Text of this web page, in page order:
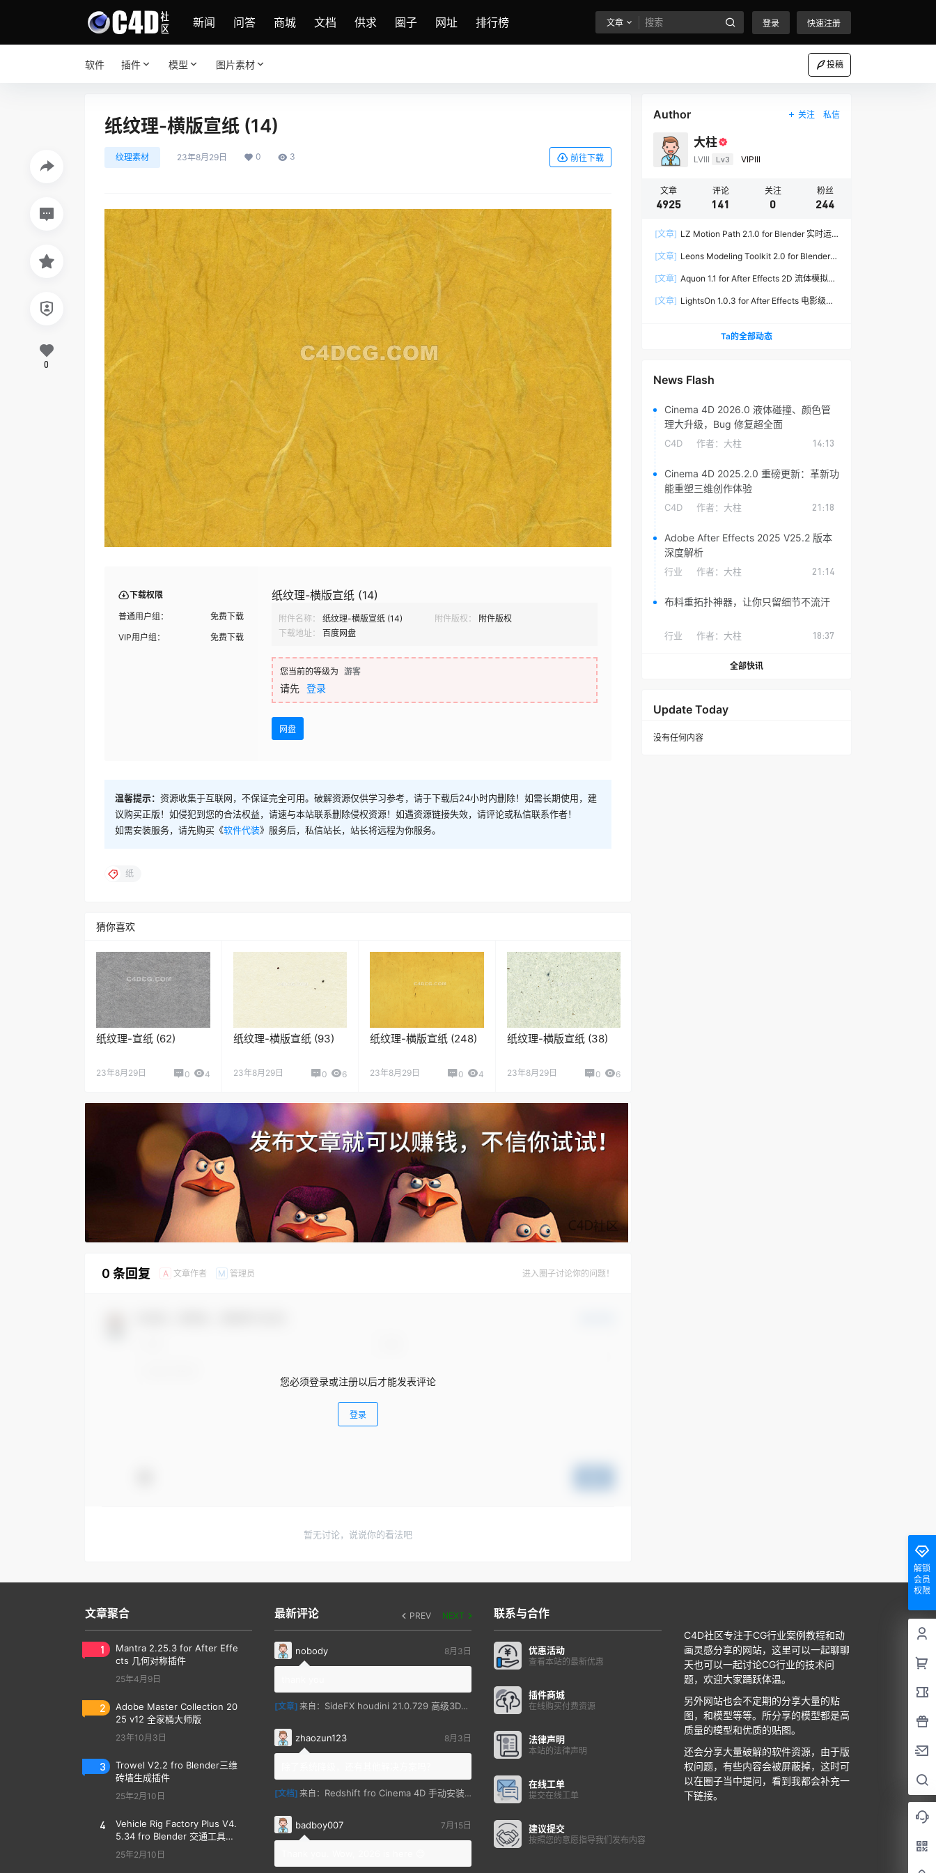
新闻 问答 商城 文档 供求 圈子 网址 排行榜 文章 登录 快速注册
软件 插件 模型 图片素材 投稿
纸纹理-横版宣纸 (14)
纹理素材 23年8月29日 0 3 前往下载
下载权限
普通用户组：
免费下载
VIP用户组：
免费下载
纸纹理-横版宣纸 (14)
附件名称： 纸纹理-横版宣纸 (14) 附件版权：
附件版权
下载地址：
百度网盘
您当前的等级为 游客
请先 登录
网盘
温馨提示： 资源收集于互联网，不保证完全可用。破解资源仅供学习参考，请于下载后24小时内删除！如需长期使用，建
议购买正版！如侵犯到您的合法权益，请速与本站联系删除侵权资源！如遇资源链接失效，请评论或私信联系作者！
如需安装服务，请先购买《软件代装》服务后，私信站长，站长将远程为你服务。
0
纸
猜你喜欢
纸纹理-宣纸 (62)
23年8月29日 0 4
纸纹理-横版宣纸 (93)
23年8月29日 0 6
纸纹理-横版宣纸 (248)
23年8月29日 0 4
纸纹理-横版宣纸 (38)
23年8月29日 0 6
0 条回复 A 文章作者 M 管理员 进入圈子讨论你的问题！
您必须登录或注册以后才能发表评论
登录
暂无讨论，说说你的看法吧
Author 关注 私信
大柱
LVIII Lv3 VIPIII
文章
4925
评论
141
关注
0
粉丝
244
[文章] LZ Motion Path 2.1.0 for Blender 实时运
[文章] Leons Modeling Toolkit 2.0 for Blender
[文章] Aquon 1.1 for After Effects 2D 流体模拟插
[文章] LightsOn 1.0.3 for After Effects 电影级镜
Ta的全部动态
News Flash
Cinema 4D 2026.0 液体碰撞、颜色管
理大升级，Bug 修复超全面
C4D 作者： 大柱 14:13
Cinema 4D 2025.2.0 重磅更新：革新功
能重塑三维创作体验
C4D 作者： 大柱 21:18
Adobe After Effects 2025 V25.2 版本
深度解析
行业 作者： 大柱 21:14
布料重拓扑神器，让你只留细节不流汗
行业 作者： 大柱 18:37
全部快讯
Update Today
没有任何内容
解锁
会员
权限
文章聚合
1
Mantra 2.25.3 for After Effe
cts 几何对称插件
25年4月9日
2
Adobe Master Collection 20
25 v12 全家桶大师版
23年10月3日
3
Trowel V2.2 fro Blender三维
砖墙生成插件
25年2月10日
4
Vehicle Rig Factory Plus V4.
5.34 fro Blender 交通工具汽
车绑定插件
25年2月10日
最新评论 PREV NEXT
nobody 8月3日
[文章] 来自： SideFX houdini 21.0.729 高级3D特效软件
zhaozun123 8月3日
[文档] 来自： Redshift fro Cinema 4D 手动安装教程
badboy007 7月15日
联系与合作
优惠活动
查看本站的最新优惠
插件商城
在线购买付费资源
法律声明
本站的法律声明
在线工单
提交在线工单
建议提交
按照您的意愿指导我们发布内容
C4D社区专注于CG行业案例教程和动
画灵感分享的网站，这里可以一起聊聊
天也可以一起讨论CG行业的技术问
题，欢迎大家踊跃体温。
另外网站也会不定期的分享大量的贴
图，和模型等等。所分享的模型都是高
质量的模型和优质的贴图。
还会分享大量破解的软件资源，由于版
权问题，有些内容会被屏蔽掉，这时可
以在圈子当中提问，看到我都会补充一
下链接。